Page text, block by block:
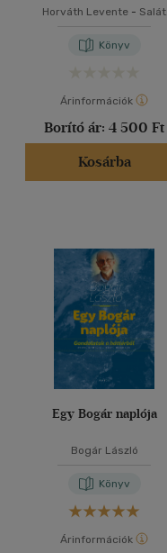
Horváth Levente - Salát
Könyv
Árinformációk
Borító ár: 4 500 Ft
Kosárba
Egy Bogár naplója
Bogár László
Könyv
Árinformációk